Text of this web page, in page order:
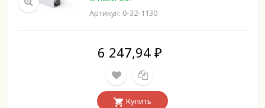
Артикул: 0-32-1130
6 247,94 ₽
Купить